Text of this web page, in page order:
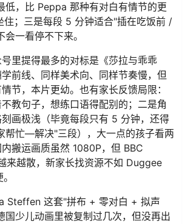
低，比 Peppa 那种有对白有情节的更
住；三是每段 5 分钟适合"插在吃饭前 /
一看停不下来。
里提得最多的对标是《莎拉与乖乖
前线、同样美术向、同样节奏慢，但
节，本片更幼。也有家长反馈局限：
教句子，想练口语得配别的；二是角
画极浅（毕竟每段只有 5 分钟，还得
帮忙—解决"三段），大一点的孩子看两
搬运画质虽然 1080P，但 BBC
来越散，新家长找资源不如 Duggee
Steffen 这套"拼布 + 零对白 + 拟声
国少儿动画里被复制过几次，但没再出